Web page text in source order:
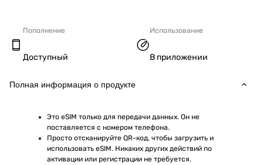
Пополнение
Доступный
Использование
В приложении
Полная информация о продукте
Это eSIM только для передачи данных. Он не
поставляется с номером телефона.
Просто отсканируйте QR-код, чтобы загрузить и
использовать eSIM. Никаких других действий по
активации или регистрации не требуется.